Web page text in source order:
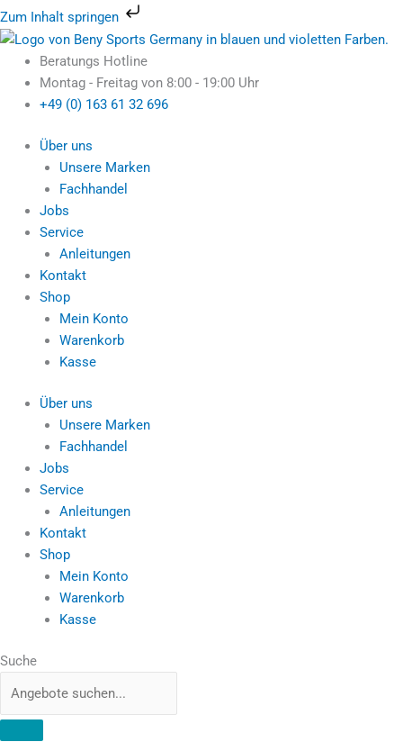
Zum Inhalt springen
Zum
Inhalt
springen
Beratungs Hotline
Montag - Freitag von 8:00 - 19:00 Uhr
+49 (0) 163 61 32 696
Über uns
Unsere Marken
Fachhandel
Jobs
Service
Anleitungen
Kontakt
Shop
Mein Konto
Warenkorb
Kasse
Über uns
Unsere Marken
Fachhandel
Jobs
Service
Anleitungen
Kontakt
Shop
Mein Konto
Warenkorb
Kasse
Suche
Ursprünglicher
Preis
war:
589,95 €
Aktueller
Preis
ist:
229,95 €.
Motive
Fitness
by
U.N.O.
ET
1000
leise,
kompakt
effektiv
Menge